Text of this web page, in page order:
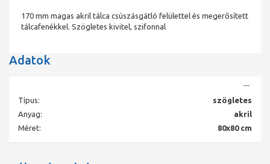
170 mm magas akril tálca csúszásgátló felülettel és megerősített
tálcafenékkel. Szögletes kivitel, szifonnal
Adatok
Típus:
szögletes
Anyag:
akril
Méret:
80x80 cm